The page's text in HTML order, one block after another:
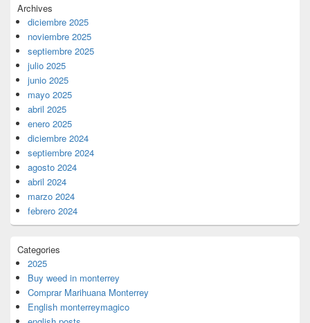
Archives
diciembre 2025
noviembre 2025
septiembre 2025
julio 2025
junio 2025
mayo 2025
abril 2025
enero 2025
diciembre 2024
septiembre 2024
agosto 2024
abril 2024
marzo 2024
febrero 2024
Categories
2025
Buy weed in monterrey
Comprar Marihuana Monterrey
English monterreymagico